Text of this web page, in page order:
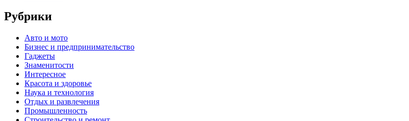
Рубрики
Авто и мото
Бизнес и предпринимательство
Гаджеты
Знаменитости
Интересное
Красота и здоровье
Наука и технология
Отдых и развлечения
Промышленность